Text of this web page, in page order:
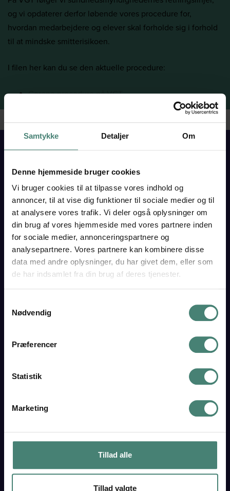
Samtykke Detaljer Om
Denne hjemmeside bruger cookies
Vi bruger cookies til at tilpasse vores indhold og
annoncer, til at vise dig funktioner til sociale medier og til
at analysere vores trafik. Vi deler også oplysninger om
din brug af vores hjemmeside med vores partnere inden
for sociale medier, annonceringspartnere og
analysepartnere. Vores partnere kan kombinere disse
data med andre oplysninger, du har givet dem, eller som
de har indsamlet fra din brug af deres tjenester.
Nødvendig
Præferencer
Statistik
Marketing
Tillad alle
Tillad valgte
og vi opdaterer derfor løbende vores procedure for,
hvordan medarbejdere og elever skal forholde sig i forhold
til at mindske smitterisikoen.
I filen her kan du se den aktuelle procedure:
Corona-procedure på VGT
VESTJYSK
GYMNASIUM
TARM
Skolegade 15
6880 Tarm
Tlf. 97 37 18 33
Find os her
EAN 5798000558380
vgt@vgt.dk
Introkurser og brobygning